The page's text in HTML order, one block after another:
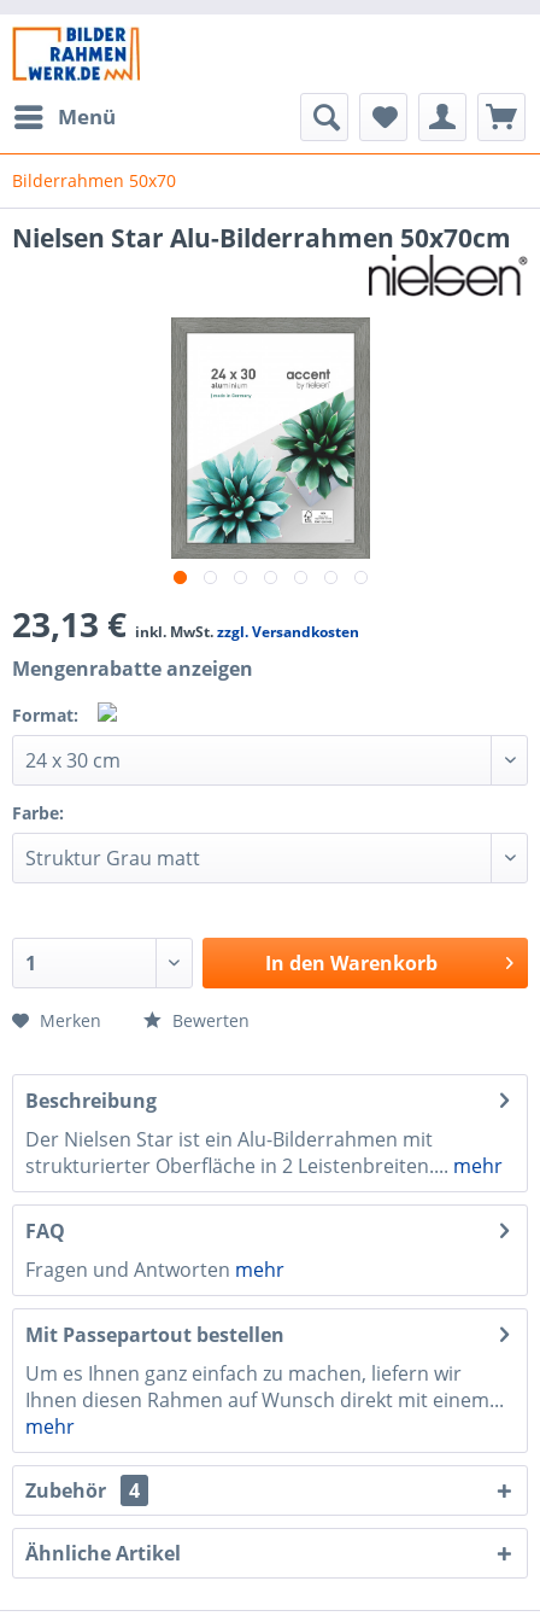
Menü
Bilderrahmen 50x70
Nielsen Star Alu-Bilderrahmen 50x70cm
23,13 € inkl. MwSt.zzgl. Versandkosten
Mengenrabatte anzeigen
Format:
Farbe:
In den Warenkorb
Merken Bewerten
Beschreibung
Der Nielsen Star ist ein Alu-Bilderrahmen mit
strukturierter Oberfläche in 2 Leistenbreiten.... mehr
FAQ
Fragen und Antworten mehr
Mit Passepartout bestellen
Um es Ihnen ganz einfach zu machen, liefern wir
Ihnen diesen Rahmen auf Wunsch direkt mit einem...
mehr
Zubehör 4
Ähnliche Artikel